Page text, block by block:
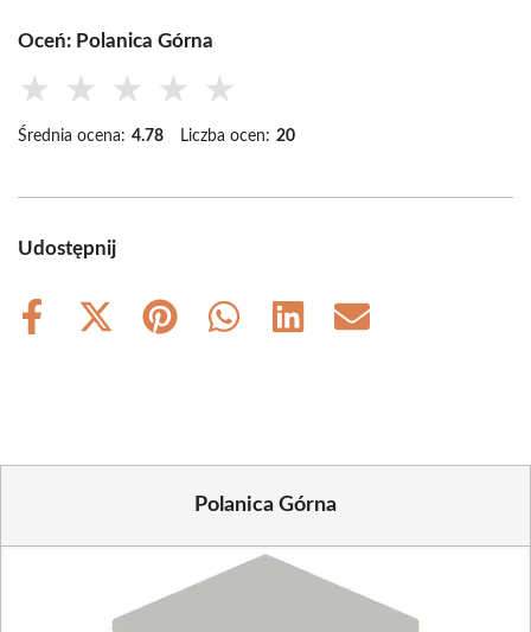
Oceń: Polanica Górna
★ ★ ★ ★ ★
Średnia ocena: 4.78 Liczba ocen: 20
Udostępnij
Share
Share
Share
Share
Share
Share
Polanica Górna